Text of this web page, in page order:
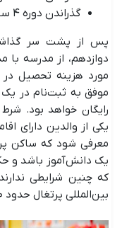
گذراندن دوره ۴ ساله تحصیل در دبیرستان
پس از پشت سر
دوازدهم، از مدرسه با
مورد هزینه تحصیل در
موفق به ثبت‌نام در
رایگان خواهد بود.
یکی از والدین دارای
معرفی شود که ساکن
یک دانش‌آموز باشد و
که چنین شرایطی
بین‌المللی پرتغال حدود ۱۵۰۰۰ تا ۲۰۰۰۰ یورو خواهد بود.